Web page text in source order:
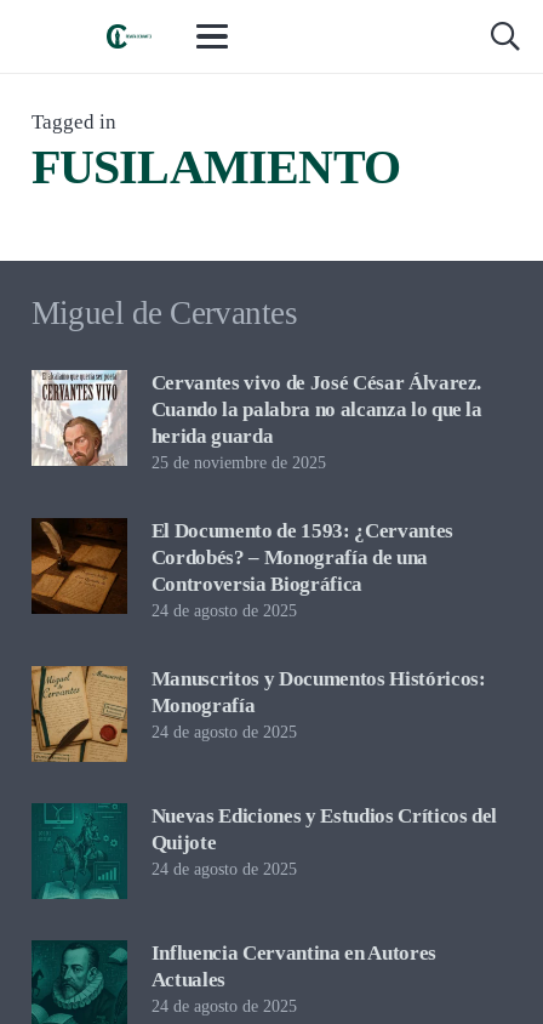
Tagged in
FUSILAMIENTO
Con nadie. Vida y destino del general
Campins, de Lorenzo Silva: El hombre
Miguel de Cervantes
Cervantes vivo de José César Álvarez.
Cuando la palabra no alcanza lo que la
herida guarda
25 de noviembre de 2025
El Documento de 1593: ¿Cervantes
Cordobés? – Monografía de una
Controversia Biográfica
24 de agosto de 2025
Manuscritos y Documentos Históricos:
Monografía
24 de agosto de 2025
Nuevas Ediciones y Estudios Críticos del
Quijote
24 de agosto de 2025
Influencia Cervantina en Autores
Actuales
24 de agosto de 2025